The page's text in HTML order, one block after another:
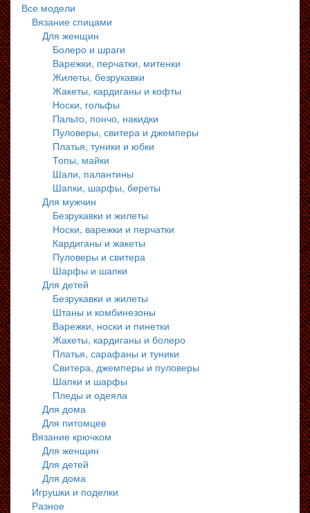
Все модели
Вязание спицами
Для женщин
Болеро и шраги
Варежки, перчатки, митенки
Жилеты, безрукавки
Жакеты, кардиганы и кофты
Носки, гольфы
Пальто, пончо, накидки
Пуловеры, свитера и джемперы
Платья, туники и юбки
Топы, майки
Шали, палантины
Шапки, шарфы, береты
Для мужчин
Безрукавки и жилеты
Носки, варежки и перчатки
Кардиганы и жакеты
Пуловеры и свитера
Шарфы и шапки
Для детей
Безрукавки и жилеты
Штаны и комбинезоны
Варежки, носки и пинетки
Жакеты, кардиганы и болеро
Платья, сарафаны и туники
Свитера, джемперы и пуловеры
Шапки и шарфы
Пледы и одеяла
Для дома
Для питомцев
Вязание крючком
Для женщин
Для детей
Для дома
Игрушки и поделки
Разное